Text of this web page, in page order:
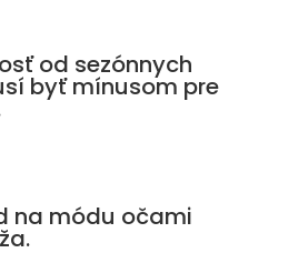
od sezónnych
byť mínusom pre
na módu očami